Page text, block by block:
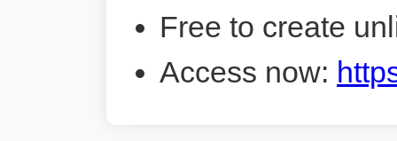
Free to create
Access now: